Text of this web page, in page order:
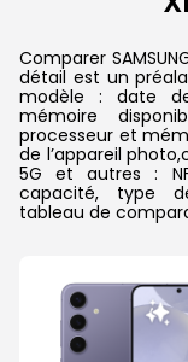
Comparer
détail est un
modèle : date
mémoire
processeur et
de l’appareil
5G et autres :
capacité, type
tableau de